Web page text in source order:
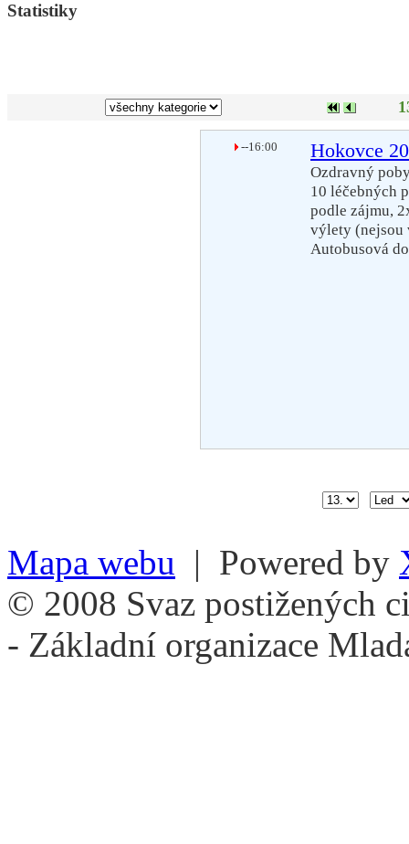
Statistiky
--16:00 Hokovce
Ozdravný
10 léčebných
podle zájmu,
výlety (nejsou
Autobusová
Mapa webu | Powered by
© 2008 Svaz postižených
- Základní organizace